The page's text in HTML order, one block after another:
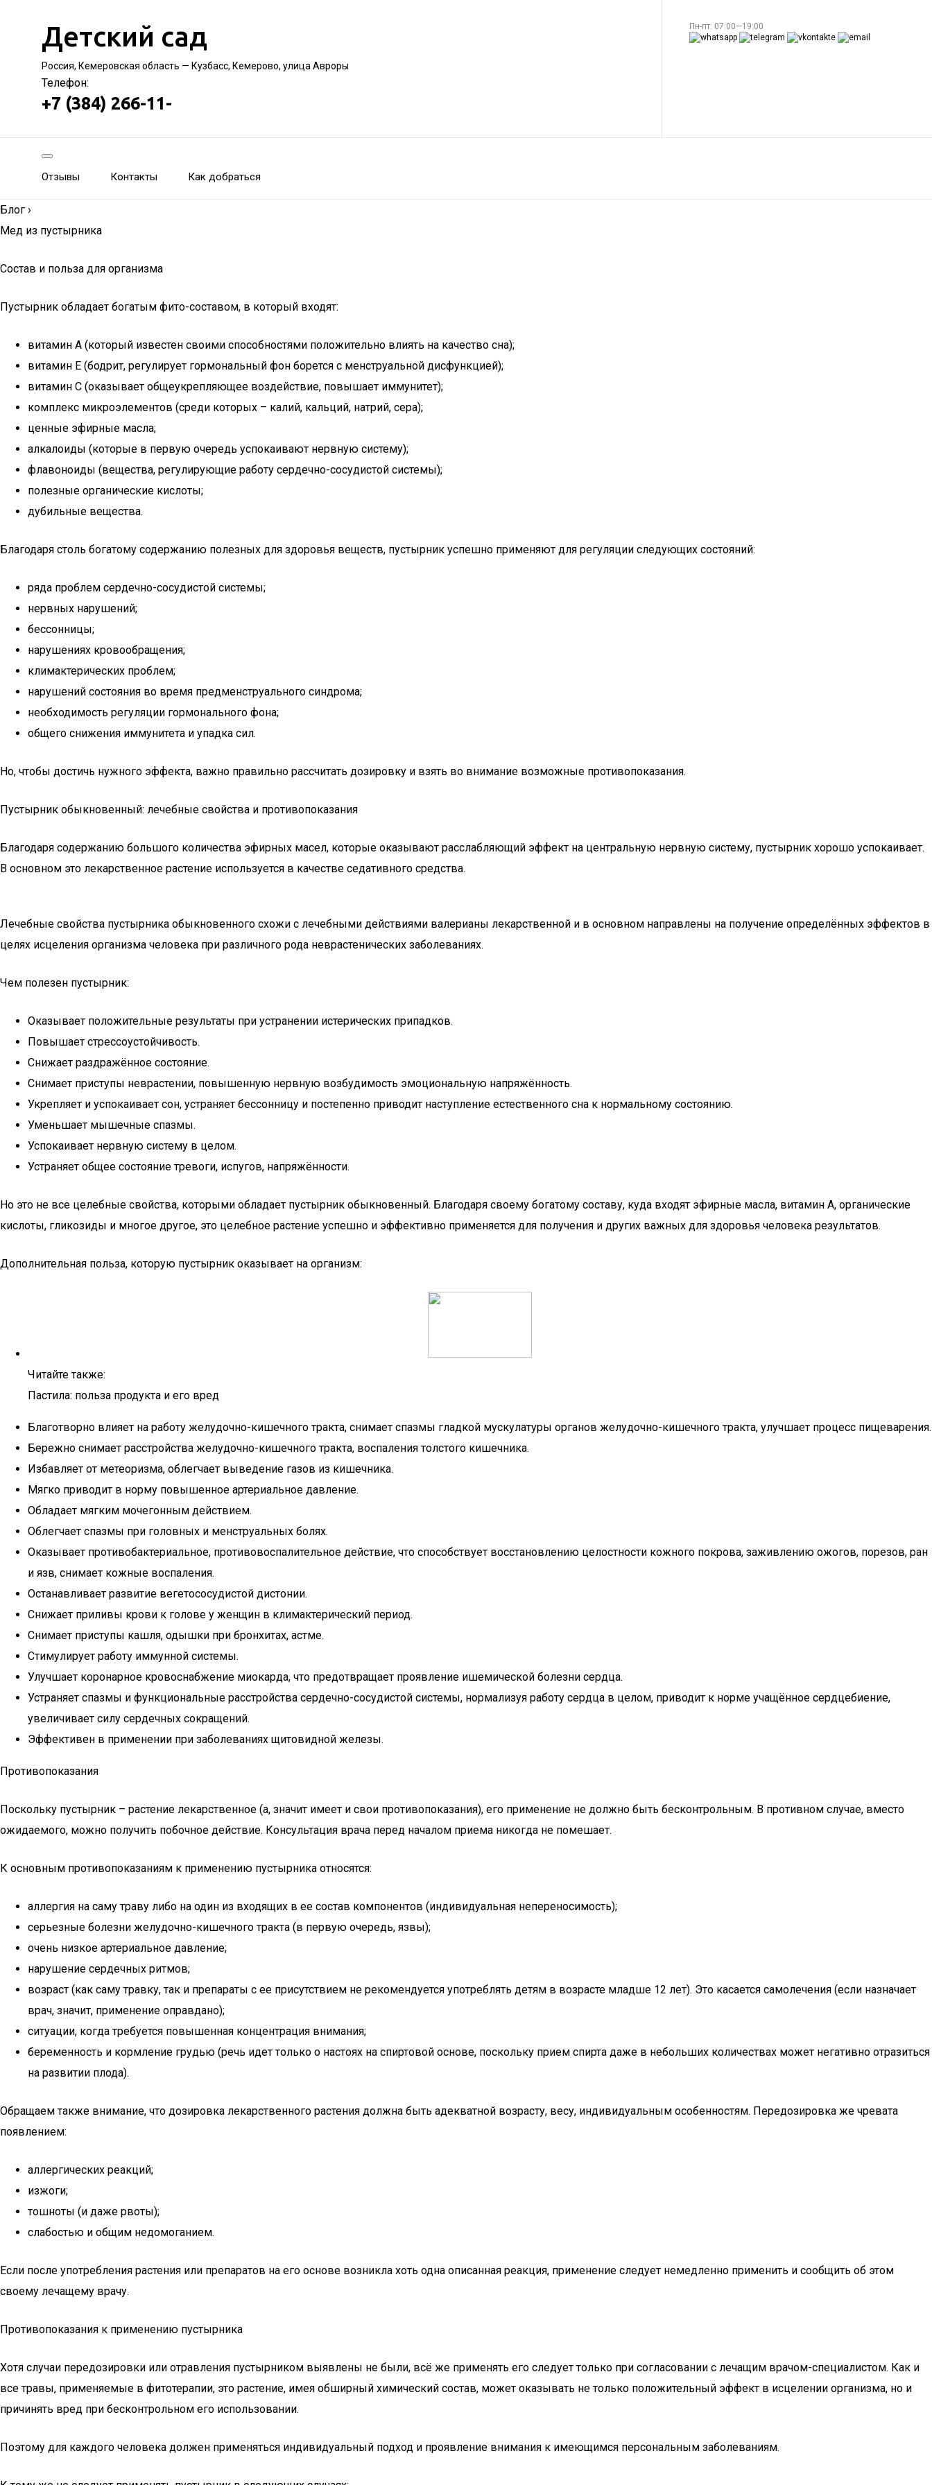
Детский сад
Россия, Кемеровская область — Кузбасс, Кемерово, улица Авроры
Телефон:
+7 (384) 266-11-
Пн-пт: 07:00—19:00
Отзывы Контакты Как добраться
Блог ›
Мед из пустырника
Состав и польза для организма
Пустырник обладает богатым фито-составом, в который входят:
витамин А (который известен своими способностями положительно влиять на качество сна);
витамин Е (бодрит, регулирует гормональный фон борется с менструальной дисфункцией);
витамин С (оказывает общеукрепляющее воздействие, повышает иммунитет);
комплекс микроэлементов (среди которых – калий, кальций, натрий, сера);
ценные эфирные масла;
алкалоиды (которые в первую очередь успокаивают нервную систему);
флавоноиды (вещества, регулирующие работу сердечно-сосудистой системы);
полезные органические кислоты;
дубильные вещества.
Благодаря столь богатому содержанию полезных для здоровья веществ, пустырник успешно применяют для регуляции следующих состояний:
ряда проблем сердечно-сосудистой системы;
нервных нарушений;
бессонницы;
нарушениях кровообращения;
климактерических проблем;
нарушений состояния во время предменструального синдрома;
необходимость регуляции гормонального фона;
общего снижения иммунитета и упадка сил.
Но, чтобы достичь нужного эффекта, важно правильно рассчитать дозировку и взять во внимание возможные противопоказания.
Пустырник обыкновенный: лечебные свойства и противопоказания
Благодаря содержанию большого количества эфирных масел, которые оказывают расслабляющий эффект на центральную нервную систему, пустырник хорошо успокаивает.
В основном это лекарственное растение используется в качестве седативного средства.
Лечебные свойства пустырника обыкновенного схожи с лечебными действиями валерианы лекарственной и в основном направлены на получение определённых эффектов в
целях исцеления организма человека при различного рода неврастенических заболеваниях.
Чем полезен пустырник:
Оказывает положительные результаты при устранении истерических припадков.
Повышает стрессоустойчивость.
Снижает раздражённое состояние.
Снимает приступы неврастении, повышенную нервную возбудимость эмоциональную напряжённость.
Укрепляет и успокаивает сон, устраняет бессонницу и постепенно приводит наступление естественного сна к нормальному состоянию.
Уменьшает мышечные спазмы.
Успокаивает нервную систему в целом.
Устраняет общее состояние тревоги, испугов, напряжённости.
Но это не все целебные свойства, которыми обладает пустырник обыкновенный. Благодаря своему богатому составу, куда входят эфирные масла, витамин А, органические
кислоты, гликозиды и многое другое, это целебное растение успешно и эффективно применяется для получения и других важных для здоровья человека результатов.
Дополнительная польза, которую пустырник оказывает на организм:
Читайте также:
Пастила: польза продукта и его вред
Благотворно влияет на работу желудочно-кишечного тракта, снимает спазмы гладкой мускулатуры органов желудочно-кишечного тракта, улучшает процесс пищеварения.
Бережно снимает расстройства желудочно-кишечного тракта, воспаления толстого кишечника.
Избавляет от метеоризма, облегчает выведение газов из кишечника.
Мягко приводит в норму повышенное артериальное давление.
Обладает мягким мочегонным действием.
Облегчает спазмы при головных и менструальных болях.
Оказывает противобактериальное, противовоспалительное действие, что способствует восстановлению целостности кожного покрова, заживлению ожогов, порезов, ран
и язв, снимает кожные воспаления.
Останавливает развитие вегетососудистой дистонии.
Снижает приливы крови к голове у женщин в климактерический период.
Снимает приступы кашля, одышки при бронхитах, астме.
Стимулирует работу иммунной системы.
Улучшает коронарное кровоснабжение миокарда, что предотвращает проявление ишемической болезни сердца.
Устраняет спазмы и функциональные расстройства сердечно-сосудистой системы, нормализуя работу сердца в целом, приводит к норме учащённое сердцебиение,
увеличивает силу сердечных сокращений.
Эффективен в применении при заболеваниях щитовидной железы.
Противопоказания
Поскольку пустырник – растение лекарственное (а, значит имеет и свои противопоказания), его применение не должно быть бесконтрольным. В противном случае, вместо
ожидаемого, можно получить побочное действие. Консультация врача перед началом приема никогда не помешает.
К основным противопоказаниям к применению пустырника относятся:
аллергия на саму траву либо на один из входящих в ее состав компонентов (индивидуальная непереносимость);
серьезные болезни желудочно-кишечного тракта (в первую очередь, язвы);
очень низкое артериальное давление;
нарушение сердечных ритмов;
возраст (как саму травку, так и препараты с ее присутствием не рекомендуется употреблять детям в возрасте младше 12 лет). Это касается самолечения (если назначает
врач, значит, применение оправдано);
ситуации, когда требуется повышенная концентрация внимания;
беременность и кормление грудью (речь идет только о настоях на спиртовой основе, поскольку прием спирта даже в небольших количествах может негативно отразиться
на развитии плода).
Обращаем также внимание, что дозировка лекарственного растения должна быть адекватной возрасту, весу, индивидуальным особенностям. Передозировка же чревата
появлением:
аллергических реакций;
изжоги;
тошноты (и даже рвоты);
слабостью и общим недомоганием.
Если после употребления растения или препаратов на его основе возникла хоть одна описанная реакция, применение следует немедленно применить и сообщить об этом
своему лечащему врачу.
Противопоказания к применению пустырника
Хотя случаи передозировки или отравления пустырником выявлены не были, всё же применять его следует только при согласовании с лечащим врачом-специалистом. Как и
все травы, применяемые в фитотерапии, это растение, имея обширный химический состав, может оказывать не только положительный эффект в исцелении организма, но и
причинять вред при бесконтрольном его использовании.
Поэтому для каждого человека должен применяться индивидуальный подход и проявление внимания к имеющимся персональным заболеваниям.